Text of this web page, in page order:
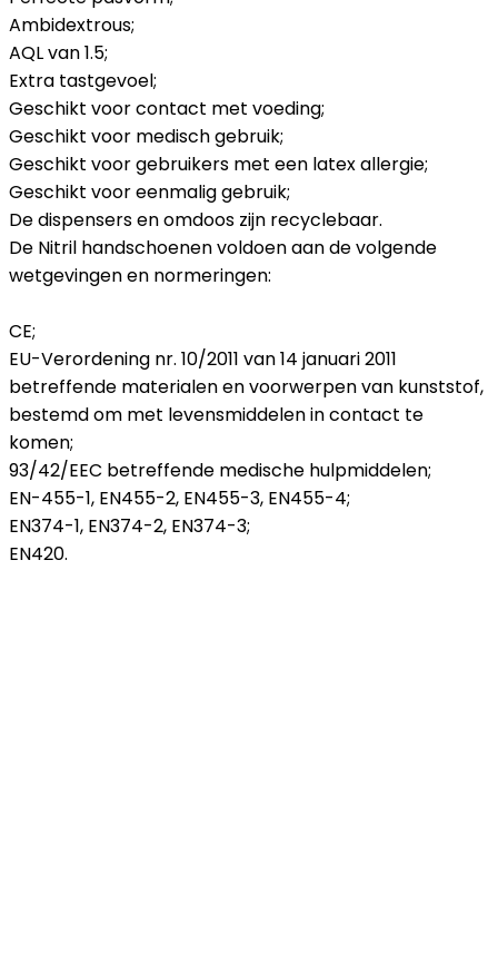
Ambidextrous;
AQL van 1.5;
Extra tastgevoel;
Geschikt voor contact met voeding;
Geschikt voor medisch gebruik;
Geschikt voor gebruikers met een latex allergie;
Geschikt voor eenmalig gebruik;
De dispensers en omdoos zijn recyclebaar.
De Nitril handschoenen voldoen aan de volgende
wetgevingen en normeringen:
CE;
EU-Verordening nr. 10/2011 van 14 januari 2011
betreffende materialen en voorwerpen van kunststof,
bestemd om met levensmiddelen in contact te
komen;
93/42/EEC betreffende medische hulpmiddelen;
EN-455-1, EN455-2, EN455-3, EN455-4;
EN374-1, EN374-2, EN374-3;
EN420.